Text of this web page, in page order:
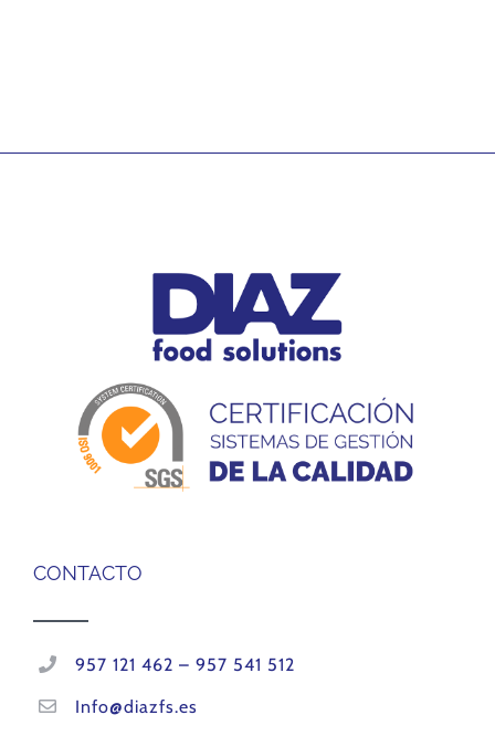
CONTACTO
957 121 462 – 957 541 512
Info@diazfs.es